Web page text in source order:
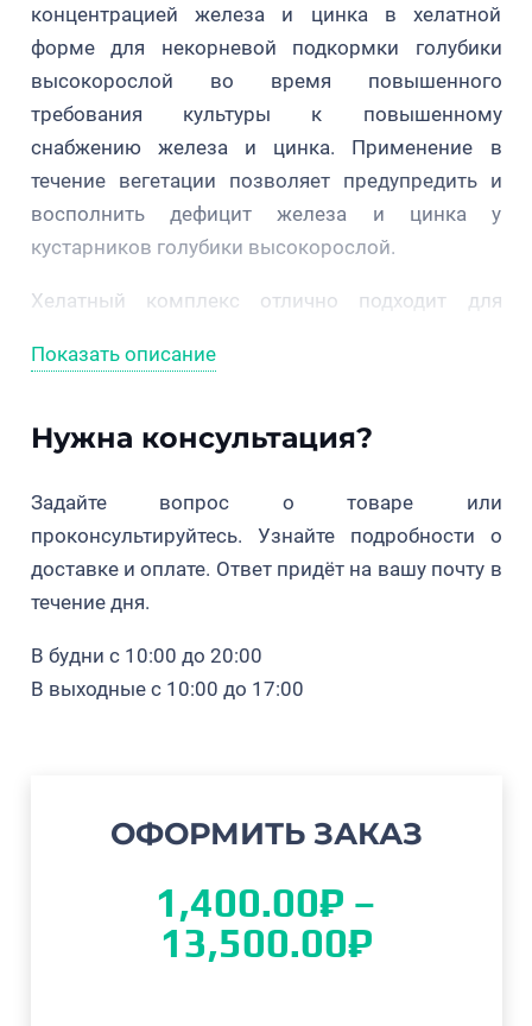
концентрацией железа и цинка в хелатной
форме для некорневой подкормки голубики
высокорослой во время повышенного
требования культуры к повышенному
снабжению железа и цинка. Применение в
течение вегетации позволяет предупредить и
восполнить дефицит железа и цинка у
кустарников голубики высокорослой.
Хелатный комплекс отлично подходит для
Узбекистана и Казахстана. Кроме этого,
питание кустарников.
почек, а также после сбора урожая ягод.
Железо (Fe*)
15 г/л
Цинк (Zn*)
Фосфор (P 2O5), не менее
Калий (K O), не менее
Внимание!
Перед применением хелатного
комплекса удобрения для голубики
рекомендуем проконсультироваться с
специалистами Питомника Голубика Плантс.
Показать описание
Нужна консультация?
Задайте вопрос о товаре или
проконсультируйтесь. Узнайте подробности о
доставке и оплате. Ответ придёт на вашу почту в
течение дня.
В будни с 10:00 до 20:00
В выходные с 10:00 до 17:00
ОФОРМИТЬ ЗАКАЗ
1,400.00₽ –
13,500.00₽